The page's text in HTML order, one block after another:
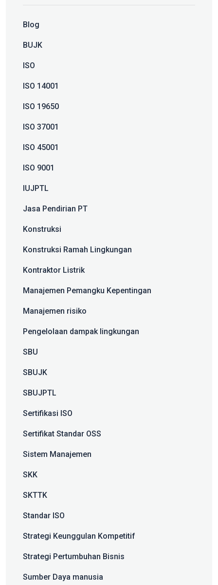
Blog
BUJK
ISO
ISO 14001
ISO 19650
ISO 37001
ISO 45001
ISO 9001
IUJPTL
Jasa Pendirian PT
Konstruksi
Konstruksi Ramah Lingkungan
Kontraktor Listrik
Manajemen Pemangku Kepentingan
Manajemen risiko
Pengelolaan dampak lingkungan
SBU
SBUJK
SBUJPTL
Sertifikasi ISO
Sertifikat Standar OSS
Sistem Manajemen
SKK
SKTTK
Standar ISO
Strategi Keunggulan Kompetitif
Strategi Pertumbuhan Bisnis
Sumber Daya manusia